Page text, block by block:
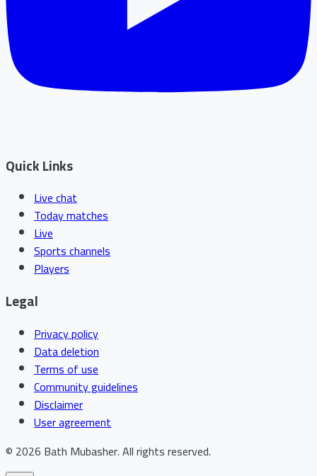
Quick Links
Live chat
Today matches
Live
Sports channels
Players
Legal
Privacy policy
Data deletion
Terms of use
Community guidelines
Disclaimer
User agreement
© 2026 Bath Mubasher.All rights reserved.